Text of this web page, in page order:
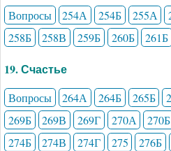
Вопросы 254А 254Б 255А
258Б
258В 259Б 260Б 261Б
19. Счастье
Вопросы 264А 264Б 265Б
269Б
269В 269Г 270А 270Б
274Б
274В 274Г 275 276Б